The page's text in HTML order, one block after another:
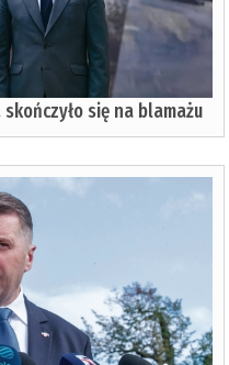
skończyło się na blamażu